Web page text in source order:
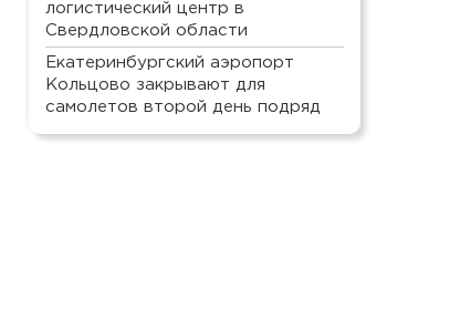
логистический центр в
Свердловской области
Екатеринбургский аэропорт
Кольцово закрывают для
самолетов второй день подряд